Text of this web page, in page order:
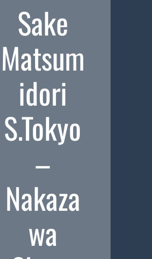
Sake
Matsum
idori
S.Tokyo
–
Nakaza
wa